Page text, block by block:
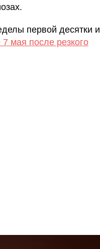
первой десятки и
мая после резкого